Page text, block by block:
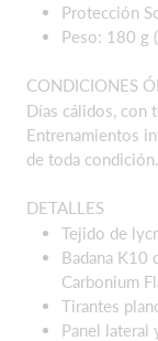
Protección
Peso: 180 g
CONDICIONES
Días cálidos, con
Entrenamientos
de toda condición.
DETALLES
Tejido de
Badana K10
Carbonium
Tirantes
Panel lateral